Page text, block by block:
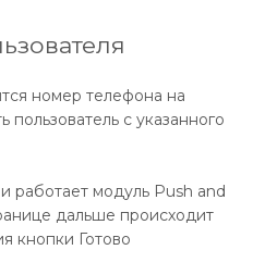
номер телефона на
с указанного
работает модуль Push and
дальше происходит
кнопки Готово